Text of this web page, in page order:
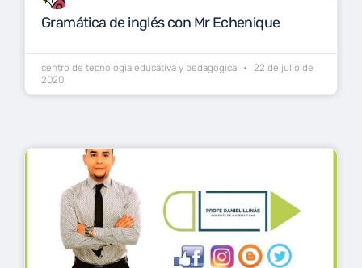
Gramática de inglés con Mr Echenique
centro de tecnologia educativa y pedagogica
22 de julio de
2020